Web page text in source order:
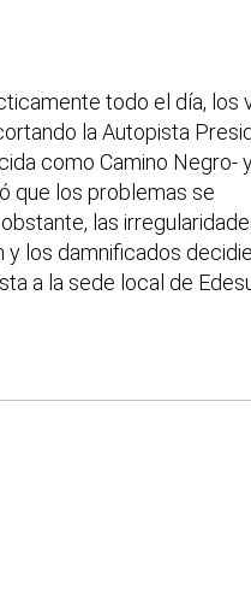
todo el día, los
la Autopista
como Camino Negro-
que los problemas se
las
y los damnificados
a la sede local de